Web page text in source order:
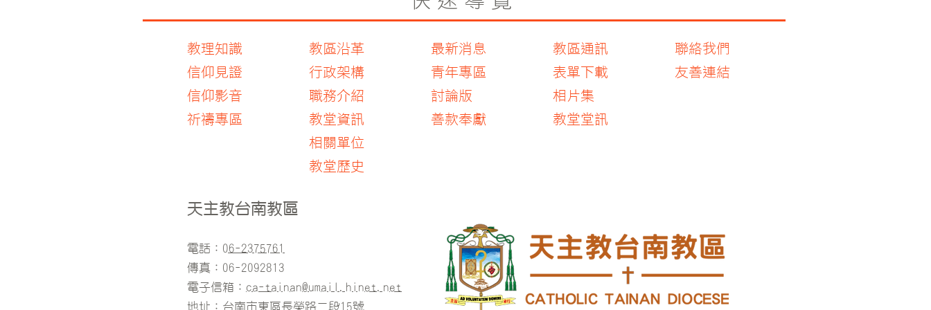
教理知識
信仰見證
信仰影音
​祈禱專區
教區沿革
行政架構
職務介紹
教堂資訊
​相關單位
​教堂歷史
最新消息
青年專區
討論版
善款奉獻
教區通訊
表單下載
相片集
教堂堂訊
聯絡我們
友善連結
天主教台南教區
電話： 06-2375761
傳真：06-2092813
電子信箱： ca-tainan@umail.hinet.net
地址：台南市東區長榮路二段15號